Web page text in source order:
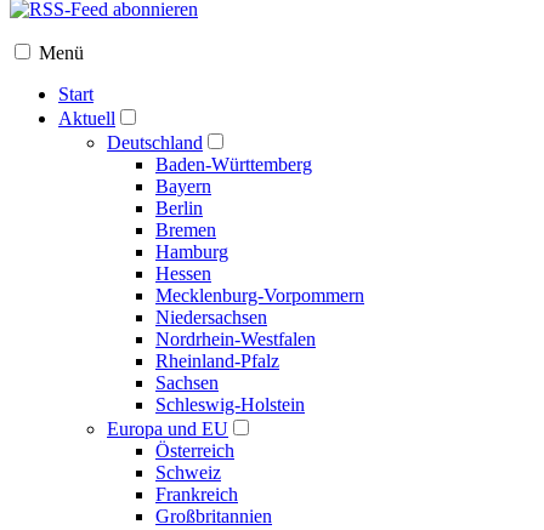
Menü
Start
Aktuell
Deutschland
Baden-Württemberg
Bayern
Berlin
Bremen
Hamburg
Hessen
Mecklenburg-Vorpommern
Niedersachsen
Nordrhein-Westfalen
Rheinland-Pfalz
Sachsen
Schleswig-Holstein
Europa und EU
Österreich
Schweiz
Frankreich
Großbritannien